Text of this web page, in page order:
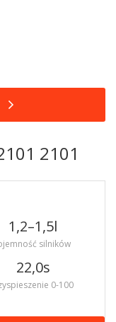
2101
1,2–1,5l
silników
22,0s
0-100